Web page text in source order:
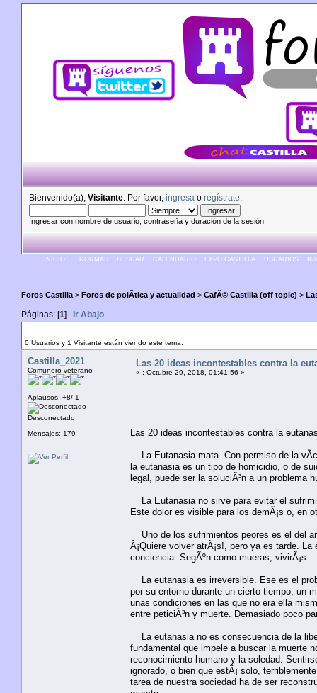
Bienvenido(a), Visitante . Por favor, ingresa o regístrate
Ingresar con nombre de usuario, contraseña y duración de la sesión
INICIO NORMAS BUSCAR CALENDARIO EXPO CASTILLA USUARIOS
Foros Castilla > Foros de polÃ­tica y actualidad > CafÃ© Castilla (off topic) >
Páginas: [1] Ir Abajo
0 Usuarios y 1 Visitante están viendo este tema.
Castilla_2021
Comunero veterano
Aplausos: +8/-1
Desconectado
Mensajes: 179
Las 20 ideas incontestables contra la
« : Octubre 29, 2018, 01:41:56 »
Las 20 ideas incontestables contra la
La Eutanasia mata. Con permiso de la
la eutanasia es un tipo de homicidio, o de
legal, puede ser la soluciÃ³n a un problema
La Eutanasia no sirve para evitar el
Este dolor es visible para los demÃ¡s o, en
Uno de los sufrimientos peores es el del
Â¡Quiere volver atrÃ¡s!, pero ya es tarde.
conciencia. SegÃºn como mueras, vivirÃ¡s.
La eutanasia es irreversible. Ese es el
por su entorno durante un cierto tiempo, un
unas condiciones en las que no era ella
entre peticiÃ³n y muerte. Demasiado poco
La eutanasia no es consecuencia de la
fundamental que impele a buscar la muerte
reconocimiento humano y la soledad.
ignorado, o bien que estÃ¡ solo,
tarea de nuestra sociedad ha de ser